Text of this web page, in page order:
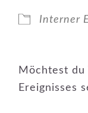
Interner
Möchtest du
Ereignisses